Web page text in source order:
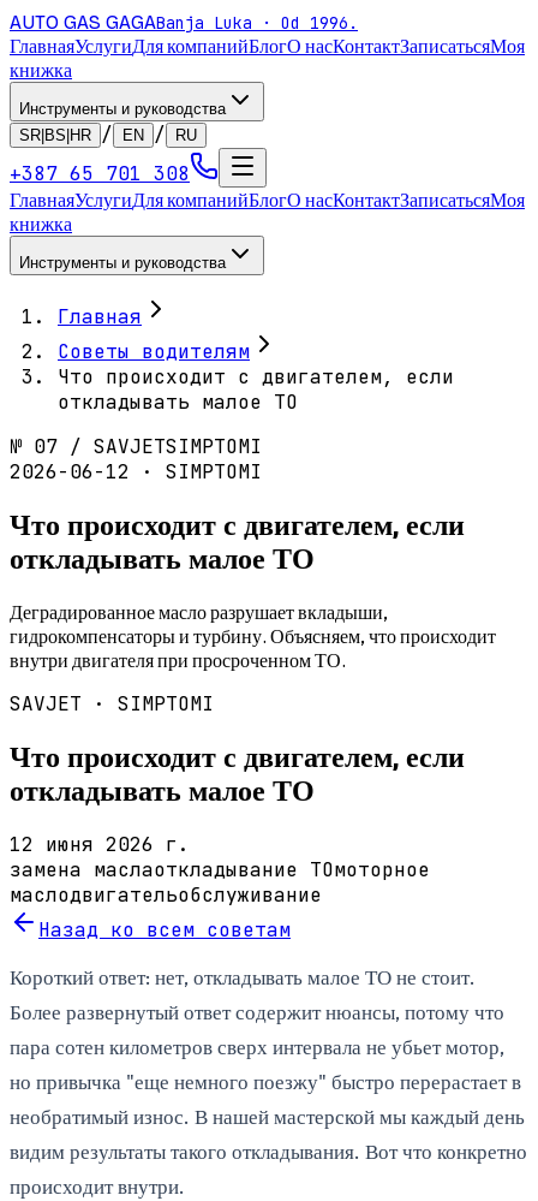
AUTO GAS GAGABanja Luka · Od 1996.
ГлавнаяУслугиДля компанийБлогО насКонтактЗаписатьсяМоя
книжка
Инструменты и руководства
SR|BS|HR
/ EN / RU
+387 65 701 308
ГлавнаяУслугиДля компанийБлогО насКонтактЗаписатьсяМоя
книжка
Инструменты и руководства
Главная
Советы водителям
Что происходит с двигателем, если
откладывать малое ТО
№ 07 / SAVJETSIMPTOMI
2026-06-12 · SIMPTOMI
Что происходит с двигателем, если
откладывать малое ТО
Деградированное масло разрушает вкладыши,
гидрокомпенсаторы и турбину. Объясняем, что происходит
внутри двигателя при просроченном ТО.
SAVJET · SIMPTOMI
Что происходит с двигателем, если
откладывать малое ТО
12 июня 2026 г.
замена маслаоткладывание ТОмоторное
маслодвигательобслуживание
Назад ко всем советам
Короткий ответ: нет, откладывать малое ТО не стоит.
Более развернутый ответ содержит нюансы, потому что
пара сотен километров сверх интервала не убьет мотор,
но привычка "еще немного поезжу" быстро перерастает в
необратимый износ. В нашей мастерской мы каждый день
видим результаты такого откладывания. Вот что конкретно
происходит внутри.